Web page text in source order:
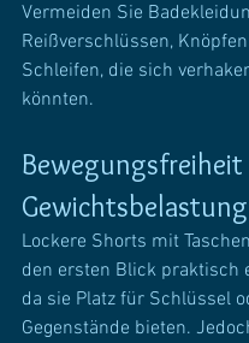
Vermeiden Sie
Reißverschlüssen,
Schleifen, die sich
könnten.
Gewichtsbelastung
Lockere Shorts mit
den ersten Blick praktisch
da sie Platz für Schlüssel
Gegenstände bieten.